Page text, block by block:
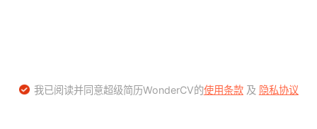
我已阅读并同意超级简历WonderCV的使用条款及 隐私协议